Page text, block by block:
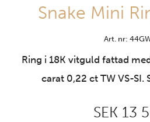
Snake Mini
Art. nr:
Ring i 18K vitguld fattad
carat 0,22 ct TW VS-SI.
SEK 13